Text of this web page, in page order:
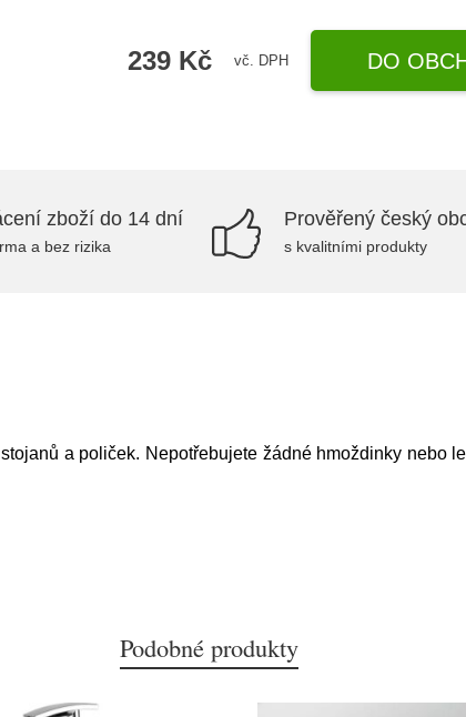
239 Kč vč. DPH DO
zboží do 14 dní
a bez rizika
Prověřený český
s kvalitními produkty
a poliček. Nepotřebujete žádné hmoždinky nebo
Podobné produkty